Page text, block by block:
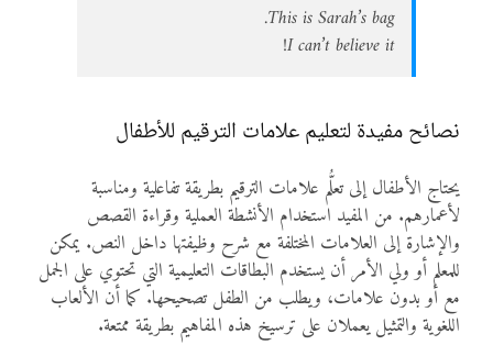
This is Sarah’s bag.
I can’t believe it!
نصائح مفيدة لتعليم علامات الترقيم للأطفال
يحتاج الأطفال إلى تعلُّم علامات الترقيم بطريقة تفاعلية ومناسبة
لأعمارهم. من المفيد استخدام الأنشطة العملية وقراءة القصص
والإشارة إلى العلامات المختلفة مع شرح وظيفتها داخل النص. يمكن
للمعلم أو ولي الأمر أن يستخدم البطاقات التعليمية التي تحتوي على الجمل
مع أو بدون علامات، ويطلب من الطفل تصحيحها. كما أن الألعاب
اللغوية والتمثيل يعملان على ترسيخ هذه المفاهيم بطريقة ممتعة.